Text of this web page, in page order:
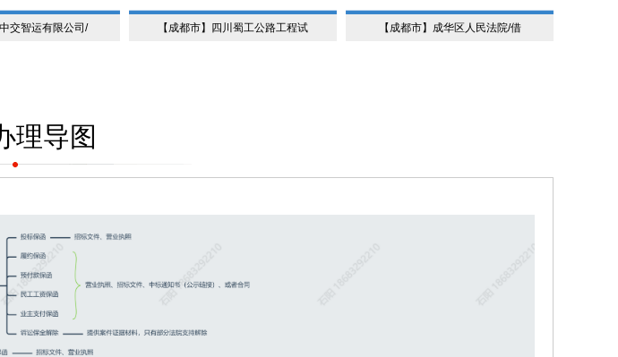
交智运有限公司/ 【成都市】四川蜀工公路工程试 【成都市】成华区人民法院/借
理导图